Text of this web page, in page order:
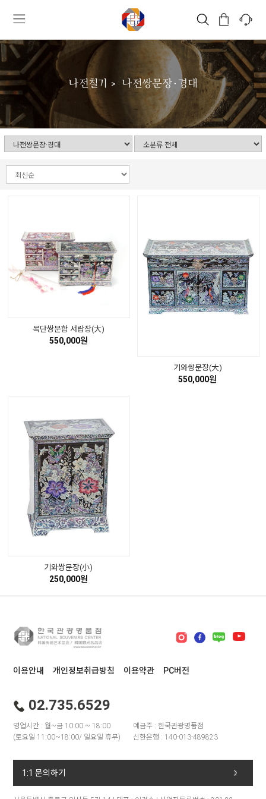
나전칠기 나전쌍문장·경대
목단쌍문합 서랍장(大)
550,000원
기와쌍문장(大)
550,000원
기와쌍문장(小)
250,000원
이용안내 개인정보취급방침 이용약관 PC버전
02.735.6529
영업시간 : 월~금 10:00 ~ 18:00
(토요일 11:00~18:00/ 일요일 휴무)
예금주 : 한국관광명품점
신한은행 : 140-013-489823
1:1 문의하기